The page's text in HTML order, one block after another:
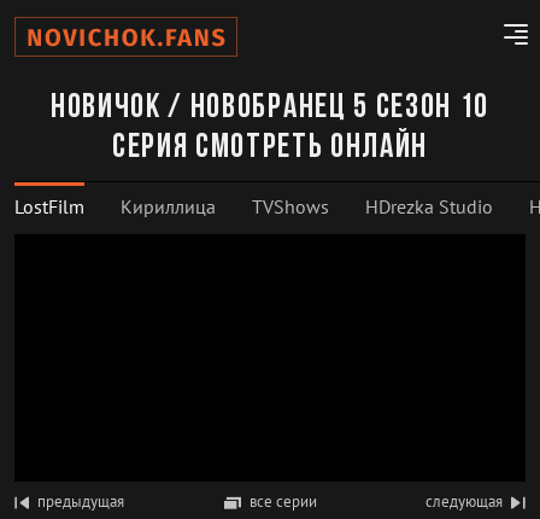
Новичок / Новобранец 5 сезон 10
серия смотреть онлайн
LostFilm Кириллица TVShows HDrezka Studio
предыдущая все серии следующая